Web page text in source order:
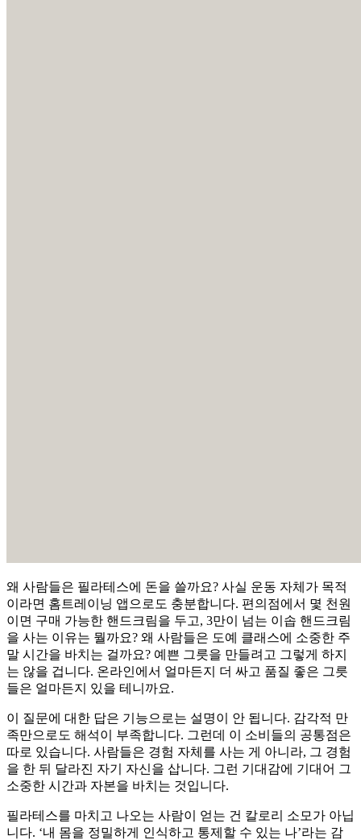
왜 사람들은 필라테스에 돈을 쓸까요? 사실 운동 자체가 목적
이라면 홈트레이닝 앱으로도 충분합니다. 편의점에서 몇 천원
이면 구매 가능한 핸드크림을 두고, 3만이 넘는 이솝 핸드크림
을 사는 이유는 뭘까요? 왜 사람들은 도예 클래스에 소중한 주
말 시간을 바치는 걸까요? 예쁜 그릇을 만들려고 그렇게 하지
는 않을 겁니다. 온라인에서 얼마든지 더 싸고 품질 좋은 그릇
들은 얼마든지 있을 테니까요.
이 질문에 대한 답은 기능으로는 설명이 안 됩니다. 감각적 만
족만으로도 해석이 부족합니다. 그런데 이 소비들의 공통점은
따로 있습니다. 사람들은 경험 자체를 사는 게 아니라, 그 경험
을 한 뒤 달라진 자기 자신을 삽니다. 그런 기대감에 기대어 그
소중한 시간과 자본을 바치는 것입니다.
필라테스를 마치고 나오는 사람이 얻는 건 칼로리 소모가 아닙
니다. ‘내 몸을 정밀하게 인식하고 통제할 수 있는 나’라는 감